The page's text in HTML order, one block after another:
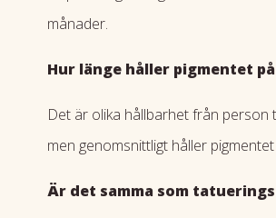
månader.
Hur länge håller pigmentet
Det är olika hållbarhet från person
men genomsnittligt håller
Är det samma som